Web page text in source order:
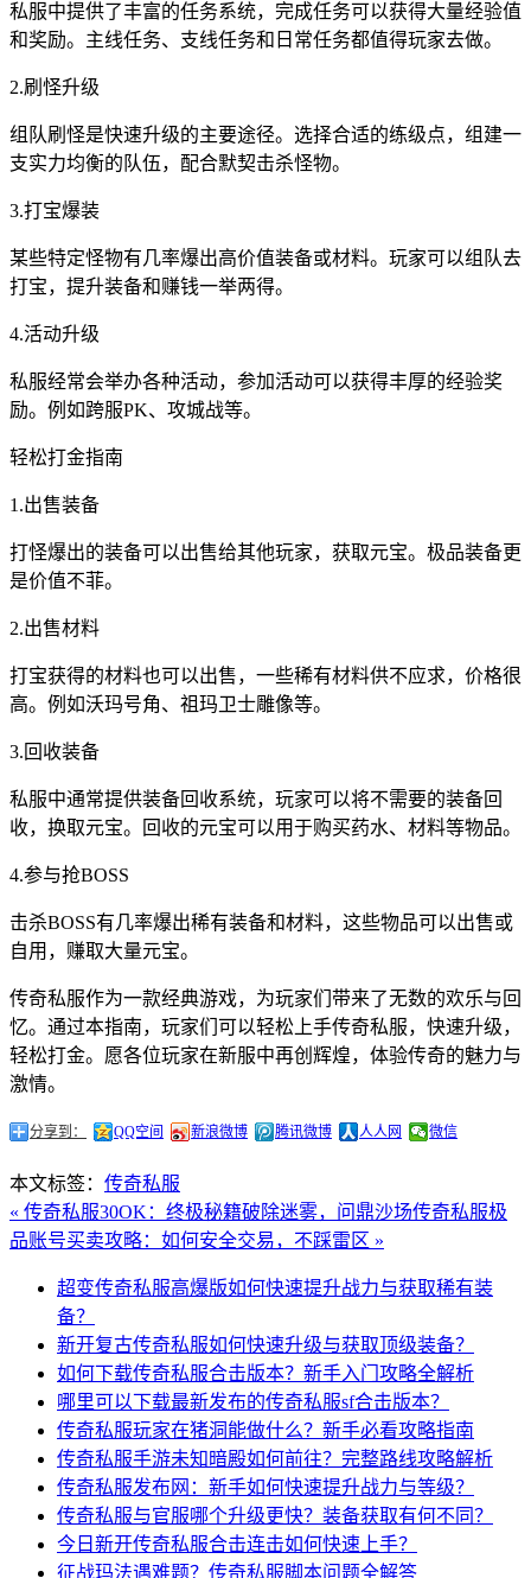
私服中提供了丰富的任务系统，完成任务可以获得大量经验值
和奖励。主线任务、支线任务和日常任务都值得玩家去做。
2.刷怪升级
组队刷怪是快速升级的主要途径。选择合适的练级点，组建一
支实力均衡的队伍，配合默契击杀怪物。
3.打宝爆装
某些特定怪物有几率爆出高价值装备或材料。玩家可以组队去
打宝，提升装备和赚钱一举两得。
4.活动升级
私服经常会举办各种活动，参加活动可以获得丰厚的经验奖
励。例如跨服PK、攻城战等。
轻松打金指南
1.出售装备
打怪爆出的装备可以出售给其他玩家，获取元宝。极品装备更
是价值不菲。
2.出售材料
打宝获得的材料也可以出售，一些稀有材料供不应求，价格很
高。例如沃玛号角、祖玛卫士雕像等。
3.回收装备
私服中通常提供装备回收系统，玩家可以将不需要的装备回
收，换取元宝。回收的元宝可以用于购买药水、材料等物品。
4.参与抢BOSS
击杀BOSS有几率爆出稀有装备和材料，这些物品可以出售或
自用，赚取大量元宝。
传奇私服作为一款经典游戏，为玩家们带来了无数的欢乐与回
忆。通过本指南，玩家们可以轻松上手传奇私服，快速升级，
轻松打金。愿各位玩家在新服中再创辉煌，体验传奇的魅力与
激情。
分享到： QQ空间 新浪微博 腾讯微博 人人网 微信
本文标签： 传奇私服
« 传奇私服30OK：终极秘籍破除迷雾，问鼎沙场传奇私服极
品账号买卖攻略：如何安全交易，不踩雷区 »
超变传奇私服高爆版如何快速提升战力与获取稀有装
备？
新开复古传奇私服如何快速升级与获取顶级装备？
如何下载传奇私服合击版本？新手入门攻略全解析
哪里可以下载最新发布的传奇私服sf合击版本？
传奇私服玩家在猪洞能做什么？新手必看攻略指南
传奇私服手游未知暗殿如何前往？完整路线攻略解析
传奇私服发布网：新手如何快速提升战力与等级？
传奇私服与官服哪个升级更快？装备获取有何不同？
今日新开传奇私服合击连击如何快速上手？
征战玛法遇难题？传奇私服脚本问题全解答